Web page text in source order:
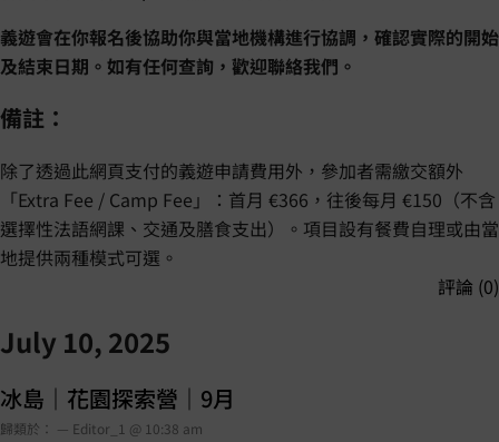
義遊會在你報名後協助你與當地機構進行協調，確認實際的開始
及結束日期。如有任何查詢，歡迎聯絡我們。
備註：
除了透過此網頁支付的義遊申請費用外，參加者需繳交額外
「Extra Fee / Camp Fee」：首月 €366，往後每月 €150（不含
選擇性法語網課、交通及膳食支出）。項目設有餐費自理或由當
地提供兩種模式可選。
評論 (0)
July 10, 2025
冰島｜花園探索營｜9月
歸類於： — Editor_1 @ 10:38 am